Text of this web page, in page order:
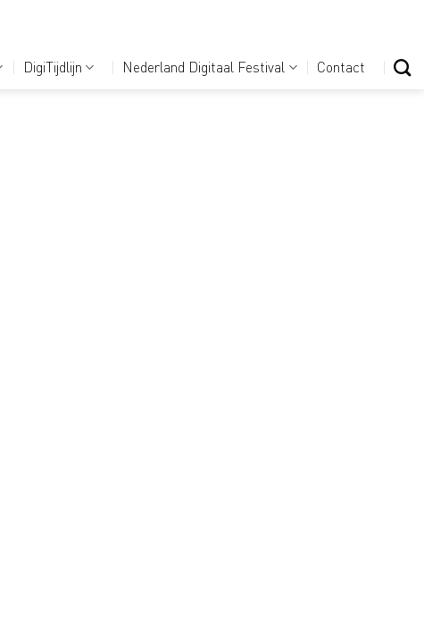
DigiTijdlijn Nederland Digitaal Festival Contact